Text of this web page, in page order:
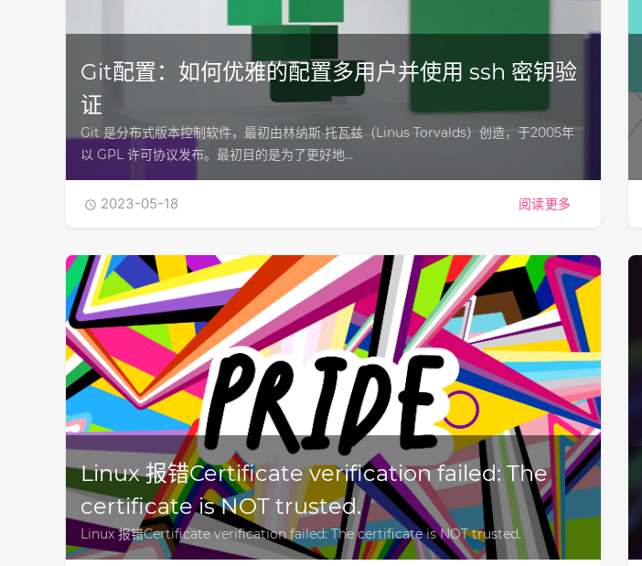
Git配置：如何优雅的配置多用户并使用 ssh 密钥验
证
Git 是分布式版本控制软件，最初由林纳斯·托瓦兹（Linus Torvalds）创造，于2005年
以 GPL 许可协议发布。最初目的是为了更好地…
 2023-05-18 阅读更多
Linux 报错Certificate verification failed: The
certificate is NOT trusted.
Linux 报错Certificate verification failed: The certificate is NOT trusted.